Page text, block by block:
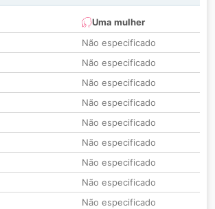
Uma mulher
Não especificado
Não especificado
Não especificado
Não especificado
Não especificado
Não especificado
Não especificado
Não especificado
Não especificado